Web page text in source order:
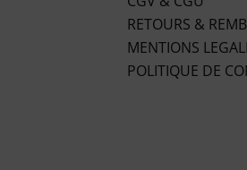
RETOURS &
MENTIONS
POLITIQUE DE